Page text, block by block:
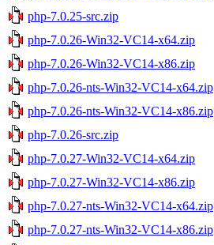
php-7.0.25-src.zip
php-7.0.26-Win32-VC14-x64.zip
php-7.0.26-Win32-VC14-x86.zip
php-7.0.26-nts-Win32-VC14-x64.zip
php-7.0.26-nts-Win32-VC14-x86.zip
php-7.0.26-src.zip
php-7.0.27-Win32-VC14-x64.zip
php-7.0.27-Win32-VC14-x86.zip
php-7.0.27-nts-Win32-VC14-x64.zip
php-7.0.27-nts-Win32-VC14-x86.zip